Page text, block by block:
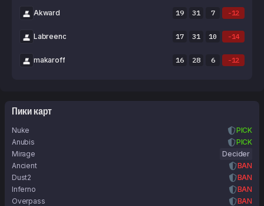
Akward 19 31 7 -12
Labreenc 17 31 10 -14
makaroff 16 28 6 -12
Пики карт
Nuke
PICK
Anubis
PICK
Mirage
Decider
Ancient
BAN
Dust2
BAN
Inferno
BAN
Overpass
BAN